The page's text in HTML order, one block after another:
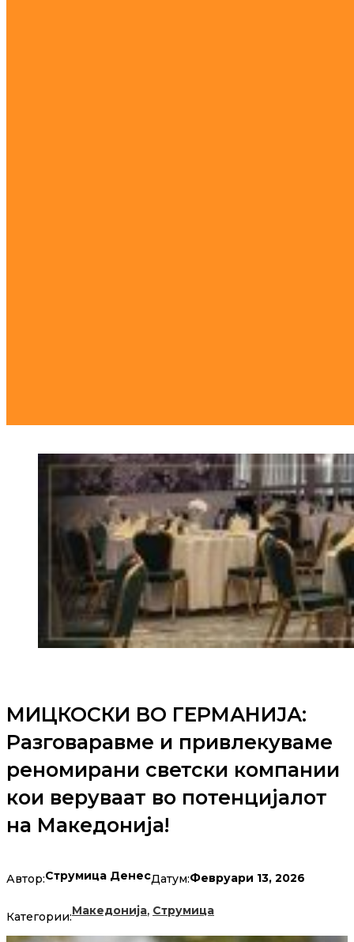
МИЦКОСКИ ВО ГЕРМАНИЈА:
Разговаравме и привлекуваме
реномирани светски компании
кои веруваат во потенцијалот
на Македонија!
Автор:Струмица ДенесДатум:Февруари 13, 2026
Категории:Македонија, Струмица